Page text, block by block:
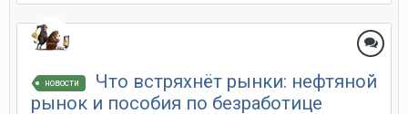
новости
Что встряхнёт рынки: нефтяной
рынок и пособия по безработице